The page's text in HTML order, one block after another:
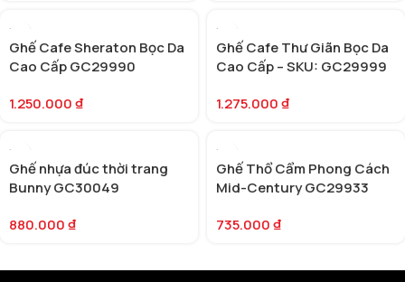
Ghế Cafe Sheraton Bọc Da
Cao Cấp GC29990
1.250.000₫
Ghế Cafe Thư Giãn Bọc Da
Cao Cấp – SKU: GC29999
1.275.000₫
Ghế nhựa đúc thời trang
Bunny GC30049
880.000₫
Ghế Thổ Cẩm Phong Cách
Mid-Century GC29933
735.000₫